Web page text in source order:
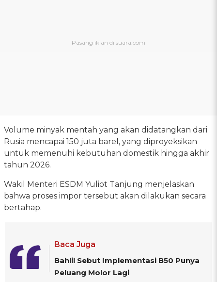
Volume minyak mentah yang akan didatangkan dari
Rusia mencapai 150 juta barel, yang diproyeksikan
untuk memenuhi kebutuhan domestik hingga akhir
tahun 2026.
Wakil Menteri ESDM Yuliot Tanjung menjelaskan
bahwa proses impor tersebut akan dilakukan secara
bertahap.
Baca Juga
Bahlil Sebut Implementasi B50 Punya
Peluang Molor Lagi